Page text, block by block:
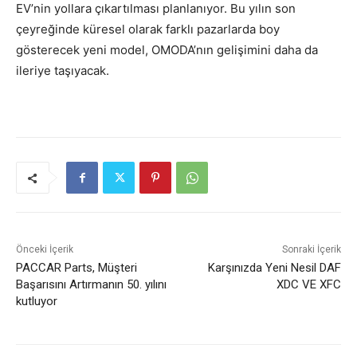
EV’nin yollara çıkartılması planlanıyor. Bu yılın son
çeyreğinde küresel olarak farklı pazarlarda boy
gösterecek yeni model, OMODA’nın gelişimini daha da
ileriye taşıyacak.
Önceki İçerik
PACCAR Parts, Müşteri
Başarısını Artırmanın 50. yılını
kutluyor
Sonraki İçerik
Karşınızda Yeni Nesil DAF
XDC VE XFC